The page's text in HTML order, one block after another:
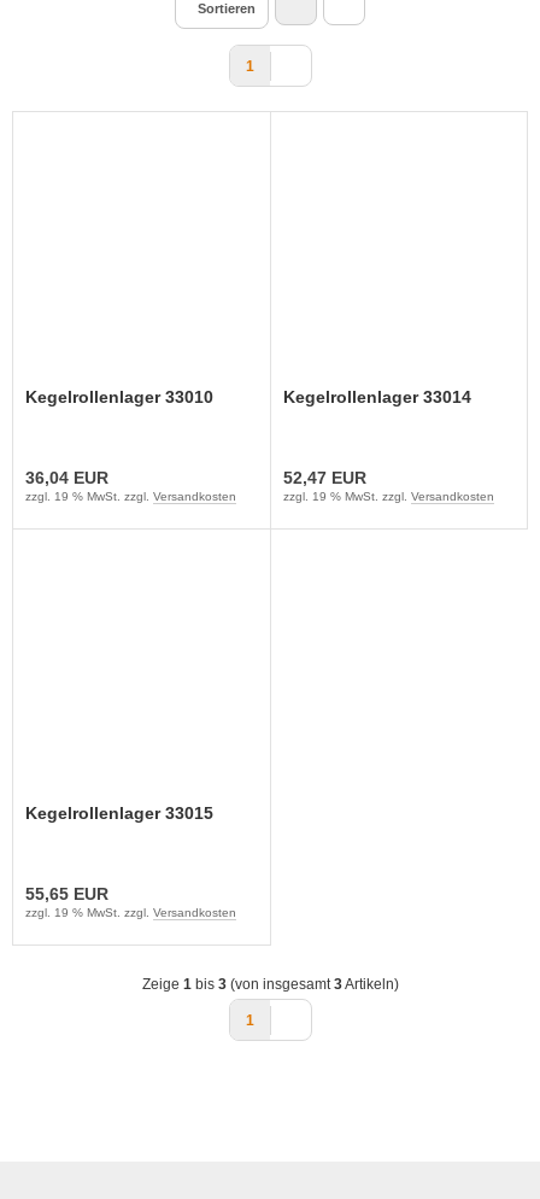
Sortieren
1
Kegelrollenlager 33010
36,04 EUR
zzgl. 19 % MwSt. zzgl. Versandkosten
Kegelrollenlager 33014
52,47 EUR
zzgl. 19 % MwSt. zzgl. Versandkosten
Kegelrollenlager 33015
55,65 EUR
zzgl. 19 % MwSt. zzgl. Versandkosten
Zeige 1bis 3(von insgesamt3Artikeln)
1